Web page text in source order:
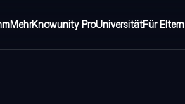
MehrKnowunity ProUniversitätFür Eltern